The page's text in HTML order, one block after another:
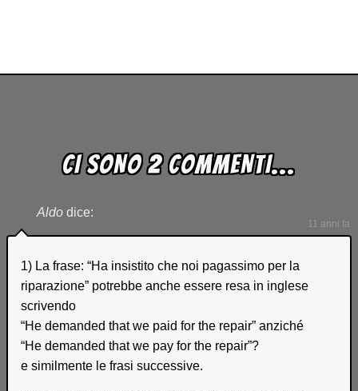
CI SONO 2 COMMENTI...
Aldo dice:
11 anni fa
1) La frase: “Ha insistito che noi pagassimo per la
riparazione” potrebbe anche essere resa in inglese
scrivendo
“He demanded that we paid for the repair” anziché
“He demanded that we pay for the repair”?
e similmente le frasi successive.